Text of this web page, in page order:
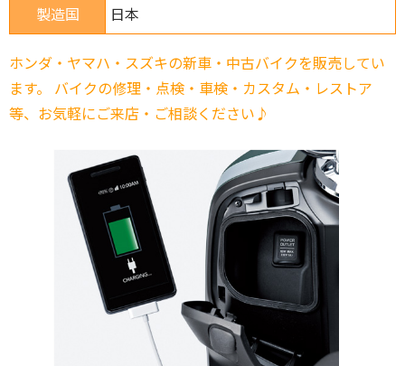
製造国
日本
ホンダ・ヤマハ・スズキの新車・中古バイクを販売してい
ます。 バイクの修理・点検・車検・カスタム・レストア
等、お気軽にご来店・ご相談ください♪